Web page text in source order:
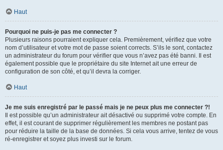
Haut
Pourquoi ne puis-je pas me connecter ?
Plusieurs raisons pourraient expliquer cela. Premièrement, vérifiez que votre
nom d’utilisateur et votre mot de passe soient corrects. S’ils le sont, contactez
un administrateur du forum pour vérifier que vous n’avez pas été banni. Il est
également possible que le propriétaire du site Internet ait une erreur de
configuration de son côté, et qu’il devra la corriger.
Haut
Je me suis enregistré par le passé mais je ne peux plus me connecter ?!
Il est possible qu’un administrateur ait désactivé ou supprimé votre compte. En
effet, il est courant de supprimer régulièrement les membres ne postant pas
pour réduire la taille de la base de données. Si cela vous arrive, tentez de vous
ré-enregistrer et soyez plus investi sur le forum.